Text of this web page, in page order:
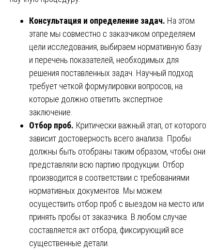
Консультация и определение задач. На этом
этапе мы совместно с заказчиком определяем
цели исследования, выбираем нормативную базу
и перечень показателей, необходимых для
решения поставленных задач. Научный подход
требует четкой формулировки вопросов, на
которые должно ответить экспертное
заключение.
Отбор проб. Критически важный этап, от которого
зависит достоверность всего анализа. Пробы
должны быть отобраны таким образом, чтобы они
представляли всю партию продукции. Отбор
производится в соответствии с требованиями
нормативных документов. Мы можем
осуществить отбор проб с выездом на место или
принять пробы от заказчика. В любом случае
составляется акт отбора, фиксирующий все
существенные детали.